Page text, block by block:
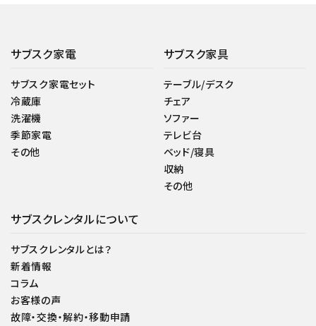
サブスク家電
サブスク家電セット
冷蔵庫
洗濯機
季節家電
その他
サブスク家具
テーブル/デスク
チェア
ソファー
テレビ台
ベッド/寝具
収納
その他
サブスクレンタルについて
サブスクレンタルとは？
新着情報
コラム
お客様の声
故障・交換・解約・移動申請